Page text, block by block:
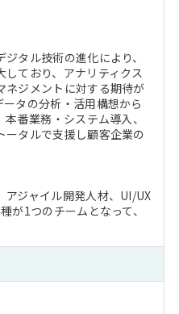
タル技術の進化により、
ており、アナリティクス
ネジメントに対する期待が
タの分析・活用構想から
番業務・システム導入、
タルで支援し顧客企業の
ジャイル開発人材、UI/UX
が1つのチームとなって、